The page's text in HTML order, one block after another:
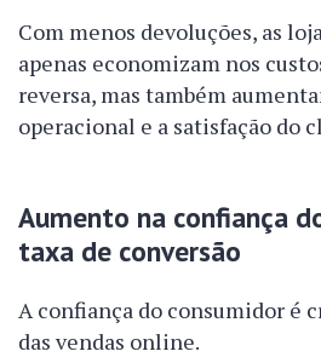
Com menos devoluções, as
apenas economizam nos
reversa, mas também
operacional e a satisfação do
Aumento na confiança
taxa de conversão
A confiança do consumidor é
das vendas online.